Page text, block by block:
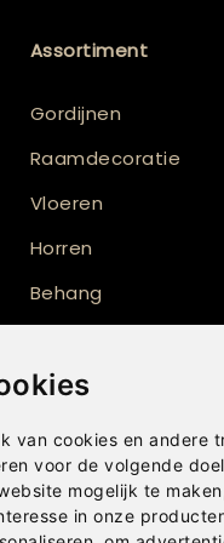
van cookies en andere
voor de volgende
mogelijk te maken
in onze
Assortiment
Gordijnen
Raamdecoratie
Vloeren
Horren
Behang
Vloerkleden
Shutters
Buitenzonwering